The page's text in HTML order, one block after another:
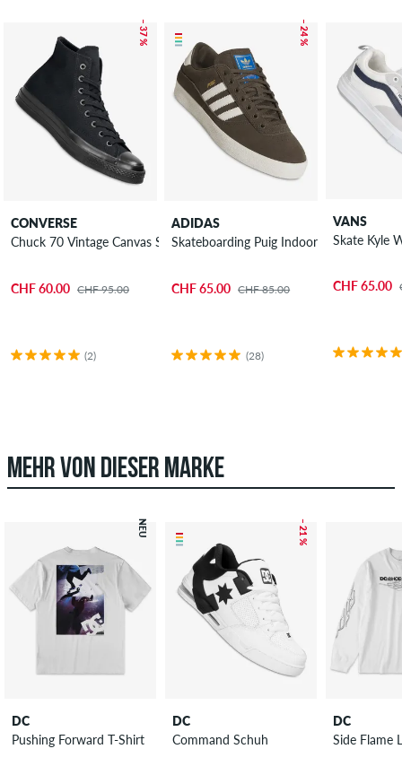
– 37 %
CONVERSE
Chuck 70 Vintage Canvas Schuh
CHF 60.00 CHF 95.00
(2)
– 24 %
ADIDAS
Skateboarding Puig Indoor Schuh
CHF 65.00 CHF 85.00
(28)
VANS
Skate Kyle
CHF 65.00
MEHR VON DIESER MARKE
NEU
DC
Pushing Forward T-Shirt
– 21 %
DC
Command Schuh
DC
Side Flame